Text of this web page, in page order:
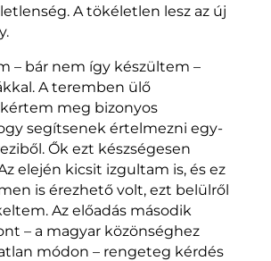
A tökéletlen lesz az új
– bár nem így készültem –
A teremben ülő
meg bizonyos
segítsenek értelmezni egy-
Ők ezt készségesen
elején kicsit izgultam is, és ez
is érezhető volt, ezt belülről
Az előadás második
– a magyar közönséghez
módon – rengeteg kérdés